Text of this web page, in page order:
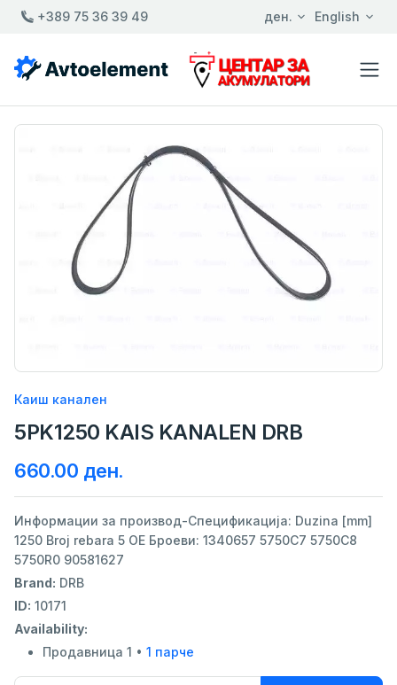
+389 75 36 39 49 ден. English
Каиш канален
5PK1250 KAIS KANALEN DRB
660.00 ден.
Информации за производ-Спецификација: Duzina [mm]
1250 Broj rebara 5 ОЕ Броеви: 1340657 5750C7 5750C8
5750R0 90581627
Brand: DRB
ID: 10171
Availability:
Продавница 1 • 1 парче